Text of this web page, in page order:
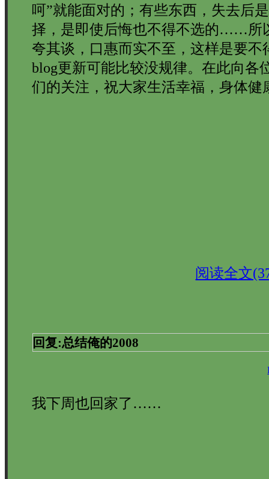
呵”就能面对的；有些东西，失去后
择，是即使后悔也不得不选的……所
夸其谈，口惠而实不至，这样是要
blog更新可能比较没规律。在此向各
们的关注，祝大家生活幸福，身体健
阅读全文
回复:总结俺的2008
我下周也回家了……